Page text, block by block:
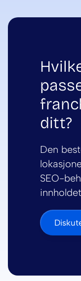
ditt?
Den
SEO-